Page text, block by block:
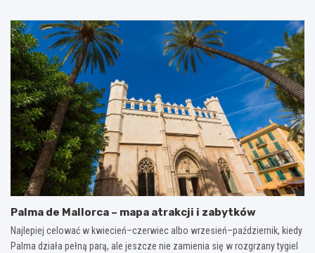
Palma de Mallorca – mapa atrakcji i zabytków
Najlepiej celować w kwiecień–czerwiec albo wrzesień–październik, kiedy
Palma działa pełną parą, ale jeszcze nie zamienia się w rozgrzany tygiel